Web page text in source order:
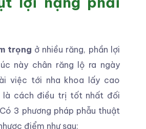
trọng ở nhiều răng, phần lợi
này chân răng lộ ra ngày
việc tới nha khoa lấy cao
là cách điều trị tốt nhất đối
3 phương pháp phẫu thuật
điểm như sau: